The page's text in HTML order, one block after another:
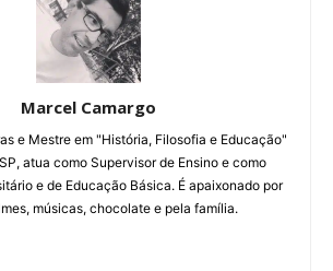
Marcel Camargo
e Mestre em "História, Filosofia e Educação"
atua como Supervisor de Ensino e como
e de Educação Básica. É apaixonado por
músicas, chocolate e pela família.